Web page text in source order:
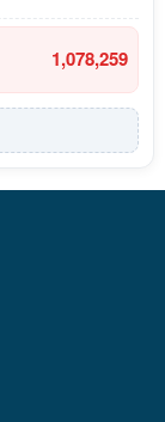
1,078,259